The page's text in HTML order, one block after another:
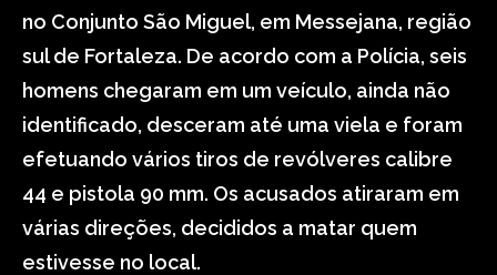
no Conjunto São Miguel, em Messejana, região
sul de Fortaleza. De acordo com a Polícia, seis
homens chegaram em um veículo, ainda não
identificado, desceram até uma viela e foram
efetuando vários tiros de revólveres calibre
44 e pistola 90 mm. Os acusados atiraram em
várias direções, decididos a matar quem
estivesse no local.